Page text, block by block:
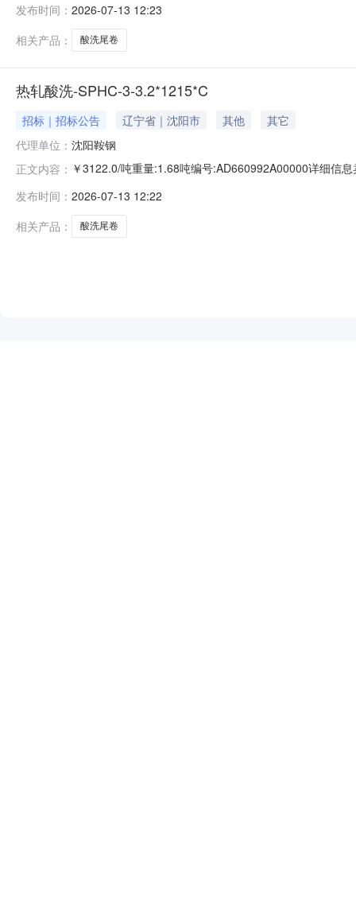
求产线名称:冷轧1#线锌层重量代码描述:上表面锌层重量
发布时间： 2026-07-13 12:23
相关产品：
酸洗尾卷
热轧酸洗-SPHC-3-3.2*1215*C
招标｜招标公告 辽宁省｜沈阳市 其他
其它
代理单位： 沈阳鞍钢
正文内容： ￥3122.0/吨重量:1.68吨编号:AD660992A00000详细信
求产线名称:冷轧1#线锌层重量代码描述:上表面锌层重量
发布时间： 2026-07-13 12:22
相关产品：
酸洗尾卷